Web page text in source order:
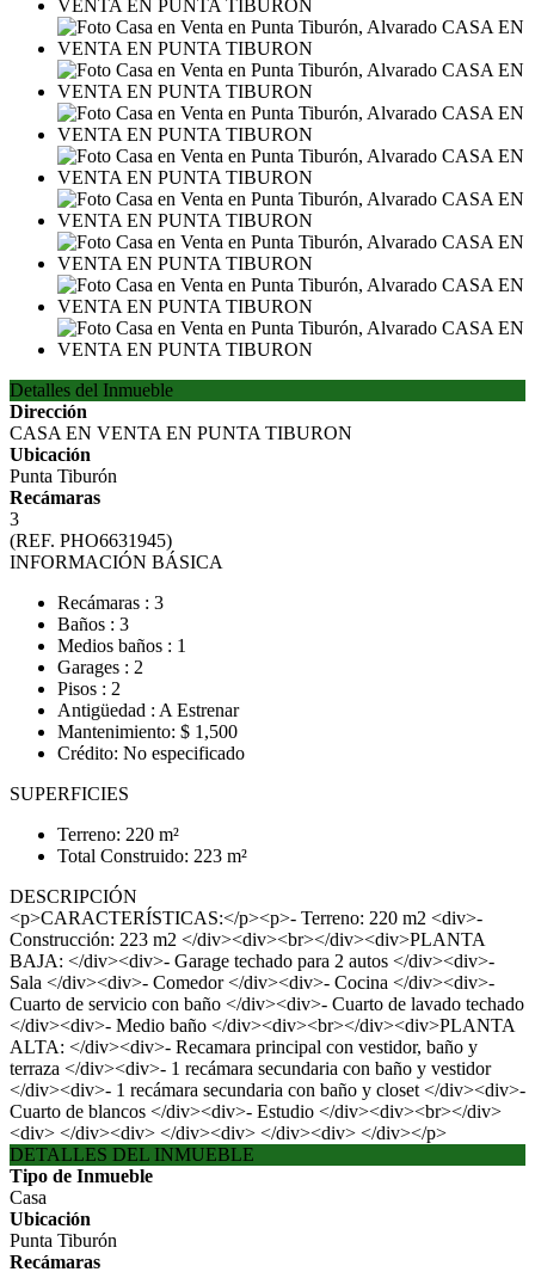
Detalles del Inmueble
Dirección
CASA EN VENTA EN PUNTA TIBURON
Ubicación
Punta Tiburón
Recámaras
3
(REF. PHO6631945)
INFORMACIÓN BÁSICA
Recámaras : 3
Baños : 3
Medios baños : 1
Garages : 2
Pisos : 2
Antigüedad : A Estrenar
Mantenimiento: $ 1,500
Crédito: No especificado
SUPERFICIES
Terreno: 220 m²
Total Construido: 223 m²
DESCRIPCIÓN
<p>CARACTERÍSTICAS:</p><p>- Terreno: 220 m2 <div>-
Construcción: 223 m2 </div><div><br></div><div>PLANTA
BAJA: </div><div>- Garage techado para 2 autos </div><div>-
Sala </div><div>- Comedor </div><div>- Cocina </div><div>-
Cuarto de servicio con baño </div><div>- Cuarto de lavado techado
</div><div>- Medio baño </div><div><br></div><div>PLANTA
ALTA: </div><div>- Recamara principal con vestidor, baño y
terraza </div><div>- 1 recámara secundaria con baño y vestidor
</div><div>- 1 recámara secundaria con baño y closet </div><div>-
Cuarto de blancos </div><div>- Estudio </div><div><br></div>
<div> </div><div> </div><div> </div><div> </div></p>
DETALLES DEL INMUEBLE
Tipo de Inmueble
Casa
Ubicación
Punta Tiburón
Recámaras